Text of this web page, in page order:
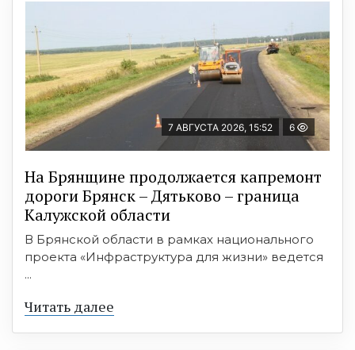
7 АВГУСТА 2026, 15:52 6
На Брянщине продолжается капремонт
дороги Брянск – Дятьково – граница
Калужской области
В Брянской области в рамках национального
проекта «Инфраструктура для жизни» ведется
...
Читать далее